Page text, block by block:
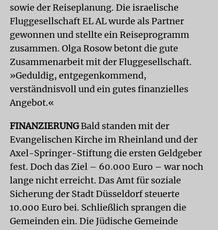
sowie der Reiseplanung. Die israelische
Fluggesellschaft EL AL wurde als Partner
gewonnen und stellte ein Reiseprogramm
zusammen. Olga Rosow betont die gute
Zusammenarbeit mit der Fluggesellschaft.
»Geduldig, entgegenkommend,
verständnisvoll und ein gutes finanzielles
Angebot.«
FINANZIERUNGBald standen mit der
Evangelischen Kirche im Rheinland und der
Axel-Springer-Stiftung die ersten Geldgeber
fest. Doch das Ziel – 60.000 Euro – war noch
lange nicht erreicht. Das Amt für soziale
Sicherung der Stadt Düsseldorf steuerte
10.000 Euro bei. Schließlich sprangen die
Gemeinden ein. Die Jüdische Gemeinde